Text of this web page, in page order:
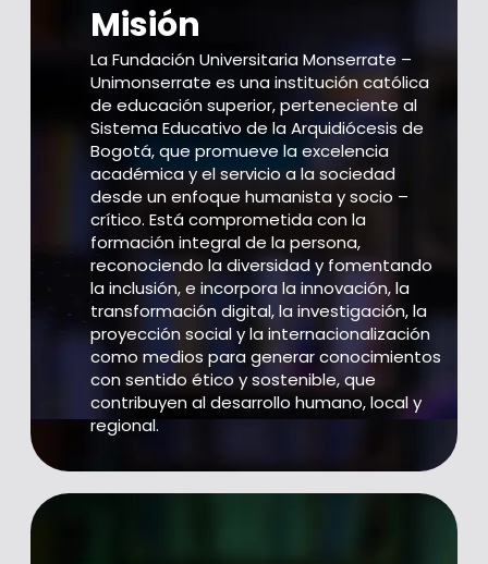
Misión
La Fundación Universitaria Monserrate –
Unimonserrate es una institución católica
de educación superior, perteneciente al
Sistema Educativo de la Arquidiócesis de
Bogotá, que promueve la excelencia
académica y el servicio a la sociedad
desde un enfoque humanista y socio –
crítico. Está comprometida con la
formación integral de la persona,
reconociendo la diversidad y fomentando
la inclusión, e incorpora la innovación, la
transformación digital, la investigación, la
proyección social y la internacionalización
como medios para generar conocimientos
con sentido ético y sostenible, que
contribuyen al desarrollo humano, local y
regional.